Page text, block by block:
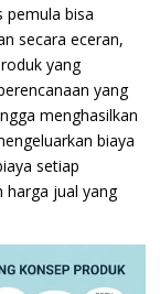
pemula bisa
secara eceran,
yang
yang
menghasilkan
biaya
setiap
harga jual yang